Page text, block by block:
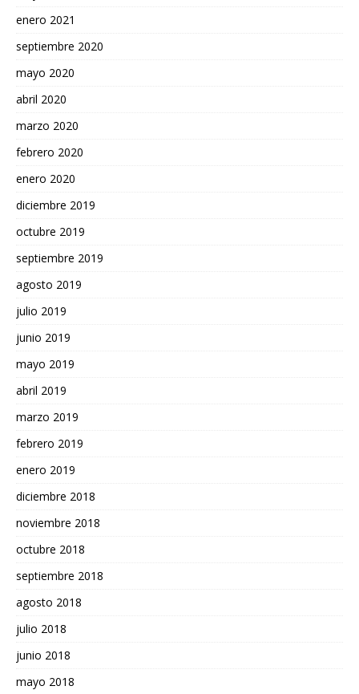
enero 2021
septiembre 2020
mayo 2020
abril 2020
marzo 2020
febrero 2020
enero 2020
diciembre 2019
octubre 2019
septiembre 2019
agosto 2019
julio 2019
junio 2019
mayo 2019
abril 2019
marzo 2019
febrero 2019
enero 2019
diciembre 2018
noviembre 2018
octubre 2018
septiembre 2018
agosto 2018
julio 2018
junio 2018
mayo 2018